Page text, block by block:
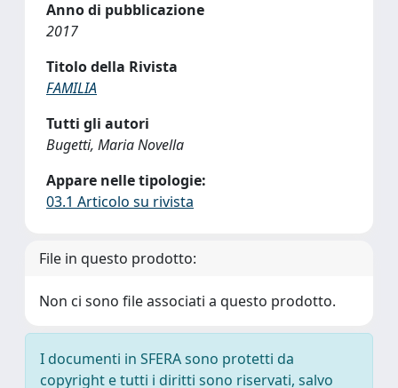
Anno di pubblicazione
2017
Titolo della Rivista
FAMILIA
Tutti gli autori
Bugetti, Maria Novella
Appare nelle tipologie:
03.1 Articolo su rivista
File in questo prodotto:
Non ci sono file associati a questo prodotto.
I documenti in SFERA sono protetti da
copyright e tutti i diritti sono riservati, salvo